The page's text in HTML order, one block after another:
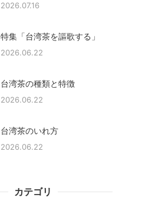
2026.07.16
特集「台湾茶を謳歌する」
2026.06.22
台湾茶の種類と特徴
2026.06.22
台湾茶のいれ方
2026.06.22
カテゴリ